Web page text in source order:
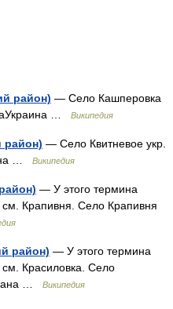
район) — Село Кашперовка
…
Википедия
район) — Село Квитневое укр.
…
Википедия
— У этого термина
см. Крапивня. Село Крапивня
район) — У этого термина
см. Красиловка. Село
…
Википедия